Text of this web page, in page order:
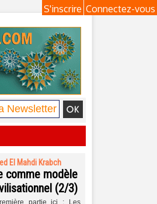
Connectez-vous
S'inscrire
El Mahdi Krabch
comme modèle
(2/3)
partie ici : Les